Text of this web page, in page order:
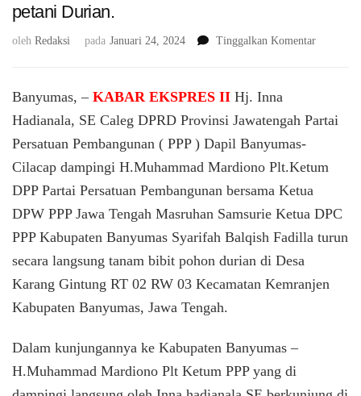
petani Durian.
oleh Redaksi pada Januari 24, 2024 Tinggalkan Komentarpada
DPRD
dampingi
Plt.
Banyumas, – KABAR EKSPRES II Hj. Inna
Hadianala, SE Caleg DPRD Provinsi Jawatengah Partai
Persatuan Pembangunan ( PPP ) Dapil Banyumas-
Cilacap dampingi H.Muhammad Mardiono Plt.Ketum
DPP Partai Persatuan Pembangunan bersama Ketua
DPW PPP Jawa Tengah Masruhan Samsurie Ketua DPC
PPP Kabupaten Banyumas Syarifah Balqish Fadilla turun
secara langsung tanam bibit pohon durian di Desa
Karang Gintung RT 02 RW 03 Kecamatan Kemranjen
Kabupaten Banyumas, Jawa Tengah.
Dalam kunjungannya ke Kabupaten Banyumas –
H.Muhammad Mardiono Plt Ketum PPP yang di